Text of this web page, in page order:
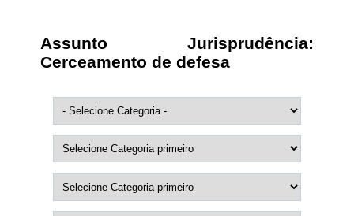
Assunto Jurisprudência:
Cerceamento de defesa